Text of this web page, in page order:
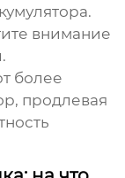
внимание
более
продлевая